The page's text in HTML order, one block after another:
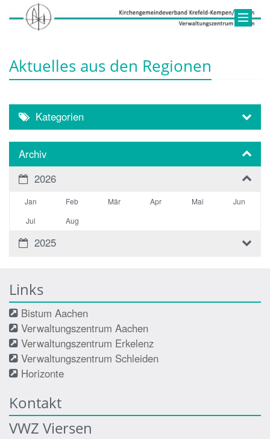
Aktuelles aus den Regionen
Kategorien
Archiv
2026
Jan Feb Mär Apr Mai
Jun
Jul
Aug
2025
Links
Bistum Aachen
Verwaltungszentrum Aachen
Verwaltungszentrum Erkelenz
Verwaltungszentrum Schleiden
Horizonte
Kontakt
VWZ Viersen